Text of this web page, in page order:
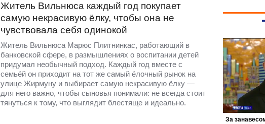
Житель Вильнюса каждый год покупает
самую некрасивую ёлку, чтобы она не
чувствовала себя одинокой
Житель Вильнюса Марюс Плитнинкас, работающий в
банковской сфере, в размышлениях о воспитании детей
придумал необычный подход. Каждый год вместе с
семьёй он приходит на тот же самый ёлочный рынок на
улице Жирмуну и выбирает самую некрасивую ёлку —
для него важно, чтобы сыновья понимали: не всегда стоит
тянуться к тому, что выглядит блестяще и идеально.